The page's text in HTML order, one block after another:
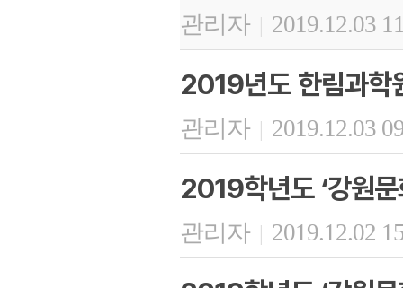
관리자 | 2019.12.03
2019년도 한림과학
관리자 | 2019.12.03
2019학년도 ‘강원
관리자 | 2019.12.02